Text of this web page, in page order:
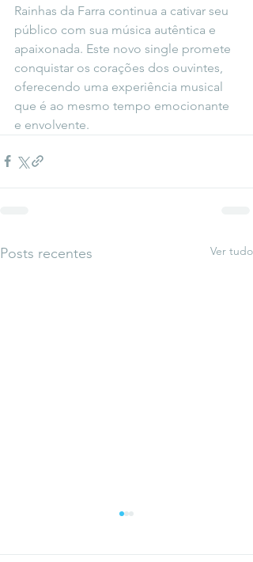
Rainhas da Farra continua a cativar seu
público com sua música autêntica e
apaixonada. Este novo single promete
conquistar os corações dos ouvintes,
oferecendo uma experiência musical
que é ao mesmo tempo emocionante
e envolvente.
Posts recentes Ver tudo